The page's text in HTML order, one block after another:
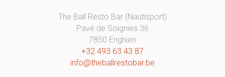
The Ball Resto Bar (Nautisport)
Pavé de Soignies 36
7850 Enghien
+32 493 63 43 87
info@theballrestobar.be